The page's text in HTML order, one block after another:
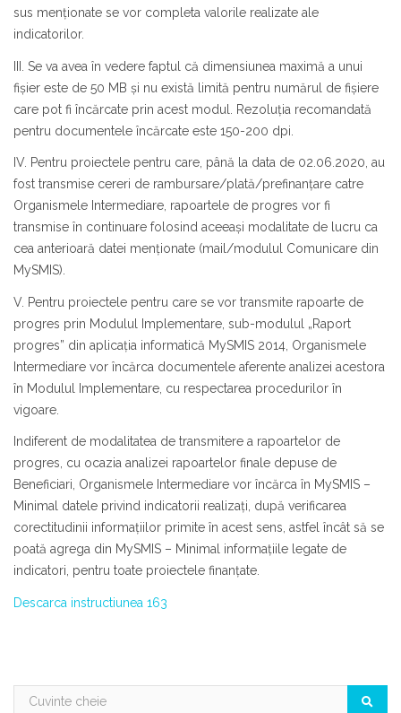
sus menționate se vor completa valorile realizate ale
indicatorilor.
III. Se va avea în vedere faptul că dimensiunea maximă a unui
fișier este de 50 MB și nu există limită pentru numărul de fișiere
care pot fi încărcate prin acest modul. Rezoluția recomandată
pentru documentele încărcate este 150-200 dpi.
IV. Pentru proiectele pentru care, până la data de 02.06.2020, au
fost transmise cereri de rambursare/plată/prefinanțare catre
Organismele Intermediare, rapoartele de progres vor fi
transmise în continuare folosind aceeași modalitate de lucru ca
cea anterioară datei menționate (mail/modulul Comunicare din
MySMIS).
V. Pentru proiectele pentru care se vor transmite rapoarte de
progres prin Modulul Implementare, sub-modulul „Raport
progres” din aplicația informatică MySMIS 2014, Organismele
Intermediare vor încărca documentele aferente analizei acestora
în Modulul Implementare, cu respectarea procedurilor în
vigoare.
Indiferent de modalitatea de transmitere a rapoartelor de
progres, cu ocazia analizei rapoartelor finale depuse de
Beneficiari, Organismele Intermediare vor încărca în MySMIS –
Minimal datele privind indicatorii realizați, după verificarea
corectitudinii informațiilor primite în acest sens, astfel încât să se
poată agrega din MySMIS – Minimal informațiile legate de
indicatori, pentru toate proiectele finanțate.
Descarca instructiunea 163